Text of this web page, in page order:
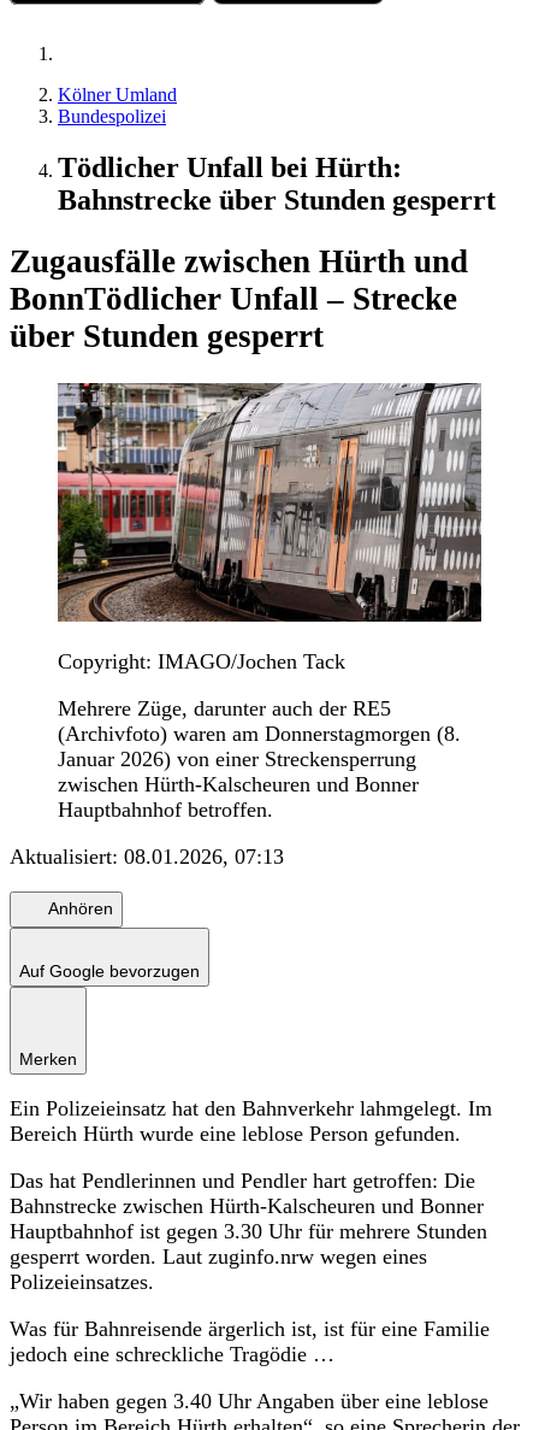
Kölner Umland
Bundespolizei
Tödlicher Unfall bei Hürth:
Bahnstrecke über Stunden gesperrt
Zugausfälle zwischen Hürth und
BonnTödlicher Unfall – Strecke
über Stunden gesperrt
Copyright: IMAGO/Jochen Tack
Mehrere Züge, darunter auch der RE5
(Archivfoto) waren am Donnerstagmorgen (8.
Januar 2026) von einer Streckensperrung
zwischen Hürth-Kalscheuren und Bonner
Hauptbahnhof betroffen.
Aktualisiert: 08.01.2026, 07:13
Anhören
Auf Google bevorzugen
Merken
Ein Polizeieinsatz hat den Bahnverkehr lahmgelegt. Im
Bereich Hürth wurde eine leblose Person gefunden.
Das hat Pendlerinnen und Pendler hart getroffen: Die
Bahnstrecke zwischen Hürth-Kalscheuren und Bonner
Hauptbahnhof ist gegen 3.30 Uhr für mehrere Stunden
gesperrt worden. Laut zuginfo.nrw wegen eines
Polizeieinsatzes.
Was für Bahnreisende ärgerlich ist, ist für eine Familie
jedoch eine schreckliche Tragödie …
„Wir haben gegen 3.40 Uhr Angaben über eine leblose